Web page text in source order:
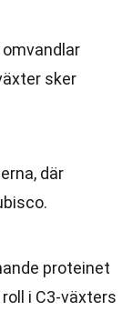
sker
där
proteinet
i C3-växters